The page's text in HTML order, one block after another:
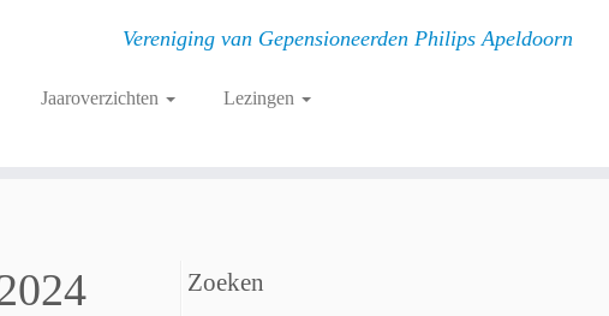
Vereniging van Gepensioneerden Philips Apeldoorn
Jaaroverzichten Lezingen
Zoeken